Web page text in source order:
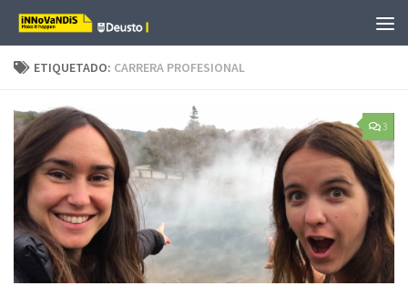
Saltar al contenido
ETIQUETADO: CARRERA PROFESIONAL
3